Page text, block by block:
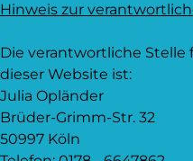
Hinweis zur
Die verantwortliche
dieser Website ist:
Julia Opländer
Brüder-Grimm-Str. 32
50997 Köln